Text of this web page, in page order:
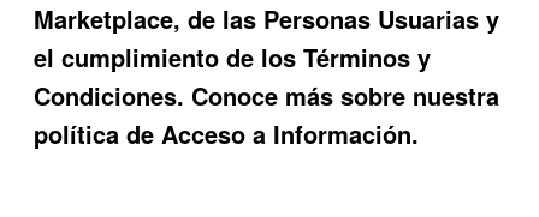
Marketplace, de las Personas Usuarias y
el cumplimiento de los Términos y
Condiciones. Conoce más sobre nuestra
política de Acceso a Información.